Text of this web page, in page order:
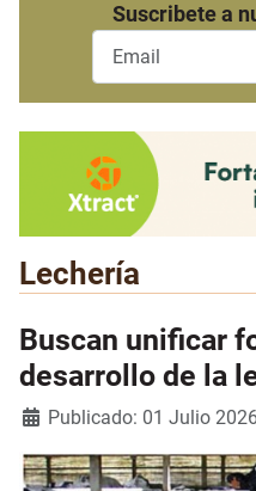
Suscribete a
Lechería
Buscan unificar
desarrollo de la
Detalles
Publicado: 01 Julio